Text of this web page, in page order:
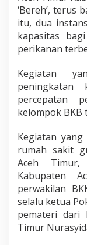
‘Bereh’, terus
itu, dua
kapasitas
perikanan
Kegiatan
peningkatan
percepatan
kelompok BKB
Kegiatan
rumah sakit
Aceh
Kabupaten
perwakilan
selalu ketua
pemateri dari
Timur